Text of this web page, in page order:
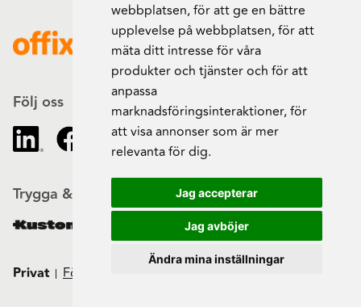
webbplatsen,för att ge en bättre
upplevelse på webbplatsen,för att
mäta ditt intresse för våra
produkter och tjänster och för att
anpassa
marknadsföringsinteraktioner,för
att visa annonser som är mer
relevanta för dig.
Jag accepterar
Jag avböjer
Ändra mina inställningar
Följ oss
Trygga & säkra beställningar
Privat Företag